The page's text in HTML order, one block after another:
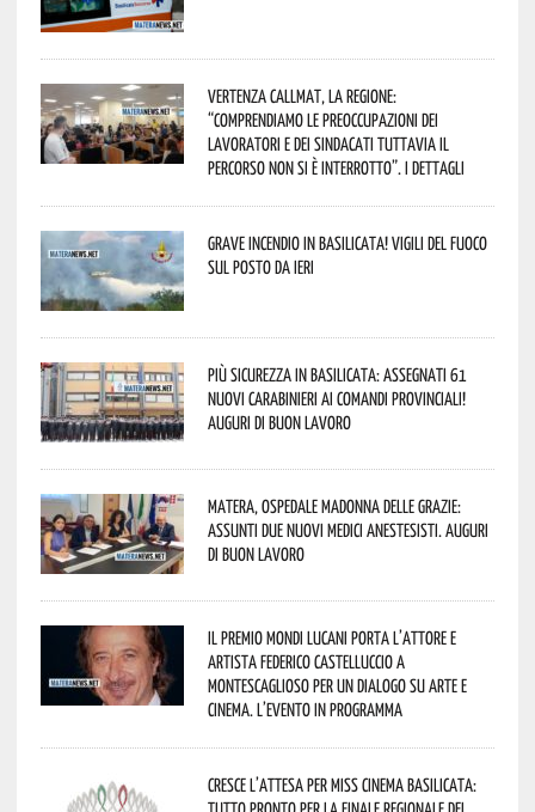
Vertenza CallMat, la Regione:
“comprendiamo le preoccupazioni dei
lavoratori e dei sindacati tuttavia il
percorso non si è interrotto”. I dettagli
Grave incendio in Basilicata! Vigili del fuoco
sul posto da ieri
Più sicurezza in Basilicata: assegnati 61
nuovi Carabinieri ai Comandi provinciali!
Auguri di buon lavoro
Matera, Ospedale Madonna delle Grazie:
assunti due nuovi medici anestesisti. Auguri
di buon lavoro
Il Premio Mondi Lucani porta l’attore e
artista Federico Castelluccio a
Montescaglioso per un dialogo su arte e
cinema. L’evento in programma
Cresce l’attesa per Miss Cinema Basilicata: